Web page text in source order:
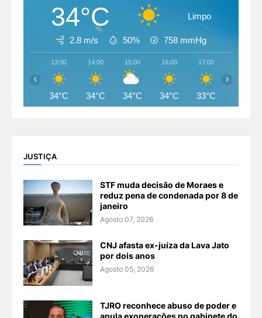
34°C Limpo
2.8 m/s 50% 758 mmHg
13:00
34°C
14:00
34°C
15:00
34°C
16:00
34°C
17:00
33°C
‹ ›
JUSTIÇA
STF muda decisão de Moraes e
reduz pena de condenada por 8 de
janeiro
Agosto 07, 2026
CNJ afasta ex-juíza da Lava Jato
por dois anos
Agosto 05, 2026
TJRO reconhece abuso de poder e